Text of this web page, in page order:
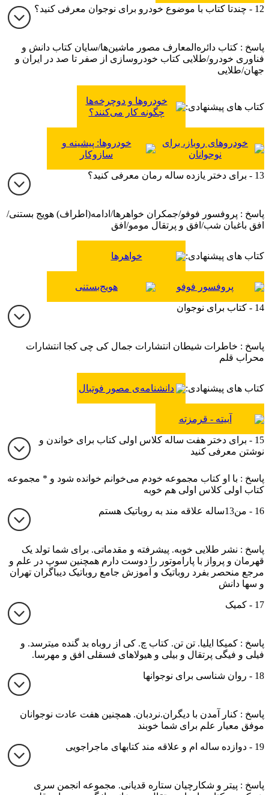
12 - چندتا کتاب با موضوع خودرو برای نوجوان معرفی کنید؟
پاسخ : کتاب دائره‌المعارف مصور ماشین‌ها/سایان کتاب دانش و
فناوری خودرو/طلایی کتاب خودروسازی از صفر تا صد در ایران و
جهان/طلایی
کتاب های پیشنهادی:
خودروها و دوچرخه‌ها
چگونه کار می‌کنند؟
خودروهای روباز، برای
نوجوانان
خودروها: پیشینه و
سازوکار
13 - برای دختر یازده ساله رمان معرفی کنید؟
پاسخ : پروفسور فوفو/جمکران خواهرها/ادامه(اطراف) هویج بستنی/
افق باغبان شب/افق و پرتقال مومو/افق
کتاب های پیشنهادی: خواهرها
پروفسور فوفو هویج‌بستنی
14 - کتاب برای نوجوان
پاسخ : خاطرات شیطان انتشارات جمال کی چی کجا انتشارات
محراب قلم
کتاب های پیشنهادی: دانشنامه‌ی مصور فوتبال
آبیته - قرمزته
15 - برای دختر هفت ساله کلاس اولی کتاب برای خواندن و
نوشتن معرفی کنید
پاسخ : با او کتاب مجموعه خودم می‌خوانم خوانده شود و * مجموعه
کتاب اولی کلاس اولی هم خوبه
16 - من13ساله علاقه مند به روباتیک هستم
پاسخ : نشر طلایی خوبه. پیشرفته و مقدماتی. برای شما تولد یک
قهرمان و پرواز با پاراموتور را دوست دارم همچنین سوپ در علم و
مرجع منحصر بفرد روباتیک و آموزش جامع روباتیک دیباگران تهران
و سها دانش
17 - کمیک
پاسخ : کمیکا ایلیا. تن تن. کتاب چ. کی از روباه بد گنده میترسد. و
فیلی و فیگی پرتقال و بیلی و هیولاهای فسقلی افق و مهرسا.
18 - روان شناسی برای نوجوانها
پاسخ : کنار آمدن با دیگران.نردبان. همچنین هفت عادت نوجوانان
موفق معیار علم برای شما خوبند
19 - دوازده ساله ام و علاقه مند کتابهای ماجراجویی
پاسخ : پیتر و شکارچیان ستاره قدیانی. مجموعه انجمن سری